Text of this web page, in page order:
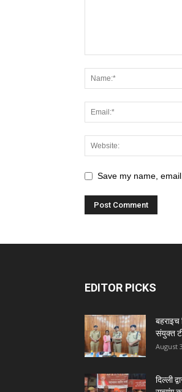
Save my name,
EDITOR PICKS
संयुक्त
August
दिल्ली